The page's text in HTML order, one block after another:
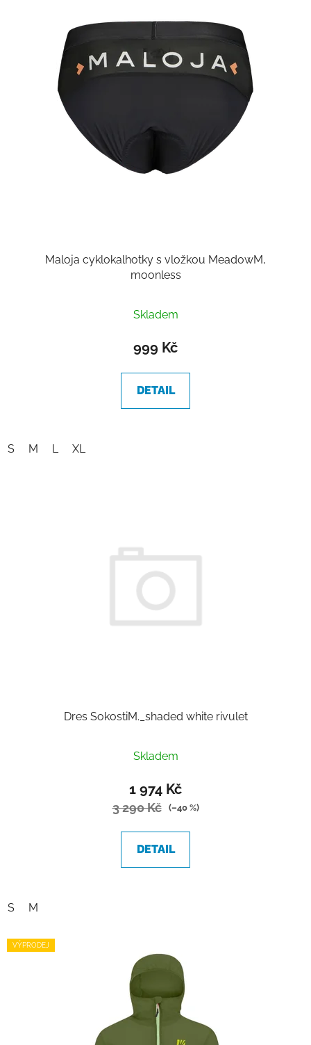
Maloja cyklokalhotky s vložkou MeadowM,
moonless
Skladem
999 Kč
DETAIL
S M L XL
Dres SokostiM._shaded white rivulet
Skladem
1 974 Kč
3 290 Kč (–40 %)
DETAIL
S M
VÝPRODEJ